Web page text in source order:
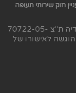
חוק שירותי תעופה
הסכם פשרה בתביעה ייצוגית נגד אייר אינדיה ת"צ 70722-05-
23: זיפלינגר נ' Air India ביום 26.2.2026 הוגשה לאישורו של